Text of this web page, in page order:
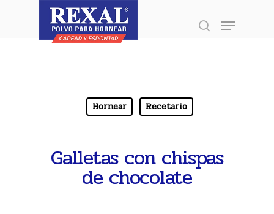
Hornear Recetario
Galletas con chispas
de chocolate